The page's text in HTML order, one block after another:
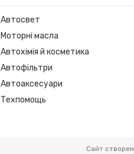
Автосвет
Моторні масла
Автохімія й косметика
Автофільтри
Автоаксесуари
Техпомощь
Сайт